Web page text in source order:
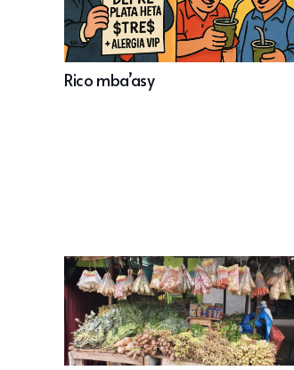
Rico mba’asy